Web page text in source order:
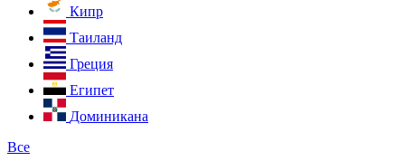
Кипр
Таиланд
Греция
Египет
Доминикана
Все